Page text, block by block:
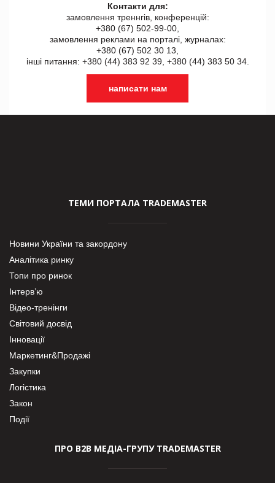
Контакти для:
замовлення треннгів, конференцій:
+380 (67) 502-99-00,
замовлення реклами на порталі, журналах:
+380 (67) 502 30 13,
інші питання: +380 (44) 383 92 39, +380 (44) 383 50 34.
написати нам
ТЕМИ ПОРТАЛА TRADEMASTER
Новини України та закордону
Аналітика ринку
Топи про ринок
Інтерв’ю
Відео-тренінги
Світовий досвід
Інновації
Маркетинг&Продажі
Закупки
Логістика
Закон
Події
ПРО В2В МЕДІА-ГРУПУ TRADEMASTER